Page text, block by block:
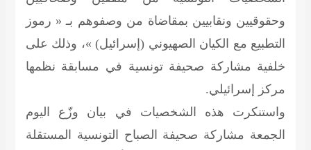
وحقوقيين ونقابيين بمقاضاة من وصفوهم بـ « رموز
التطبيع مع الكيان الصهيوني (إسرائيل) »، وذلك على
خلفية مشاركة صحيفة تونسية في مسابقة نظمها
مركز إسرائيلي.
واستنكرت هذه الشخصيات في بيان وزّع اليوم
الجمعة مشاركة صحيفة الصباح التونسية المستقلة